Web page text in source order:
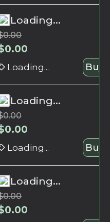
Loading...
0.00
0.00
Loading... Buy
Loading...
0.00
0.00
Loading... Buy
Loading...
0.00
0.00